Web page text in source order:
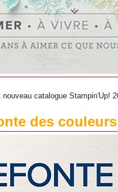
catalogue Stampin'Up!
des